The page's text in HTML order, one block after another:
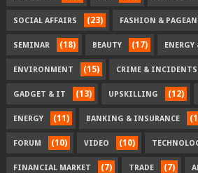
SOCIAL AFFAIRS (23) FASHION &
SEMINAR (18) BEAUTY (17)
ENVIRONMENT (15) CRIME & INCIDENTS
GADGET & IT (13) UPSKILLING (12)
ENERGY (11) BANKING & INSURANCE
FORUM (10) VIDEO (10)
FINANCIAL MARKET (7) TRADE (7)